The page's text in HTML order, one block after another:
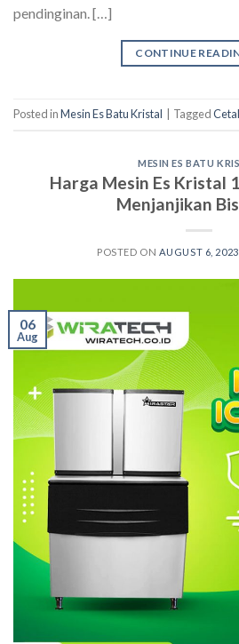
pendinginan. […]
CONTINUE
Posted inMesin Es Batu Kristal Tagged
MESIN ES BATU
Harga Mesin Es Kristal
Menjanjikan
POSTED ON AUGUST 6, 2023
06
Aug